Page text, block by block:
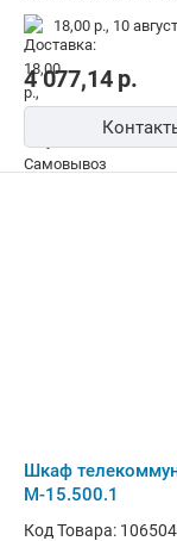
установка внутри
материал щита
ВхШхГ:
18,00 р., 10
4 077,14р.
Шкаф
М-15.500.1
Код Товара: